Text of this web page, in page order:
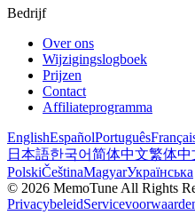
Bedrijf
Over ons
Wijzigingslogboek
Prijzen
Contact
Affiliateprogramma
EnglishEspañolPortuguês
日本語한국어简体中文繁体中
PolskiČeštinaMagyarУкраїнська
© 2026 MemoTune All Rights
Privacybeleid